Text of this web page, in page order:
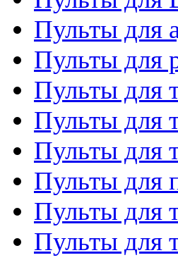
Пульты для
Пульты для
Пульты для
Пульты для
Пульты для
Пульты для
Пульты для
Пульты для